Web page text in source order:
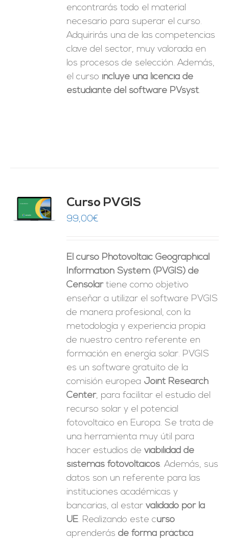
encontrarás todo el material
necesario para superar el curso.
Adquirirás una de las competencias
clave del sector, muy valorada en
los procesos de selección. Además,
el curso incluye una licencia de
estudiante del software PVsyst.
Curso PVGIS
99,00€
El curso Photovoltaic Geographical
Information System (PVGIS) de
Censolartiene como objetivo
enseñar a utilizar el software PVGIS
de manera profesional, con la
metodología y experiencia propia
de nuestro centro referente en
formación en energía solar. PVGIS
es un software gratuito de la
comisión europea Joint Research
Center, para facilitar el estudio del
recurso solar y el potencial
fotovoltaico en Europa. Se trata de
una herramienta muy útil para
hacer estudios deviabilidad de
sistemas fotovoltaicos. Además, sus
datos son un referente para las
instituciones académicas y
bancarias, al estarvalidado por la
UE. Realizando este curso
aprenderásde forma práctica